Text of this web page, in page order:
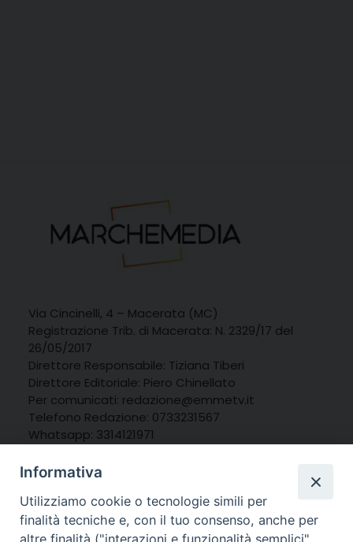
Via Cincinelli, 4 – Macerata (MC)
Registrazione Trib. di Macerata: N. 2329/17 del
26/05/2017
Direttore Responsabile: Tiziana Tiberi
Direttore Editoriale: Piero Chinellato
Per comunicati: redazione@emmetv.it
Telefono Redazione: 0733231567
Whatsapp: 3314121971
Informativa
Utilizziamo cookie o tecnologie simili per
finalità tecniche e, con il tuo consenso, anche per